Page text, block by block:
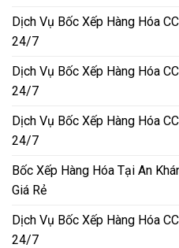
Dịch Vụ Bốc Xếp Hàng Hóa
24/7
Dịch Vụ Bốc Xếp Hàng Hóa
24/7
Dịch Vụ Bốc Xếp Hàng Hóa
24/7
Bốc Xếp Hàng Hóa Tại An
Giá Rẻ
Dịch Vụ Bốc Xếp Hàng Hóa
24/7